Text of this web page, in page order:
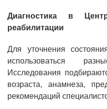
Диагностика в
реабилитации
Для уточнения
использоваться
Исследования
возраста, анамнеза,
рекомендаций